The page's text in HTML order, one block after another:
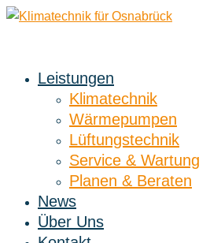
Leistungen
Klimatechnik
Wärmepumpen
Lüftungstechnik
Service & Wartung
Planen & Beraten
News
Über Uns